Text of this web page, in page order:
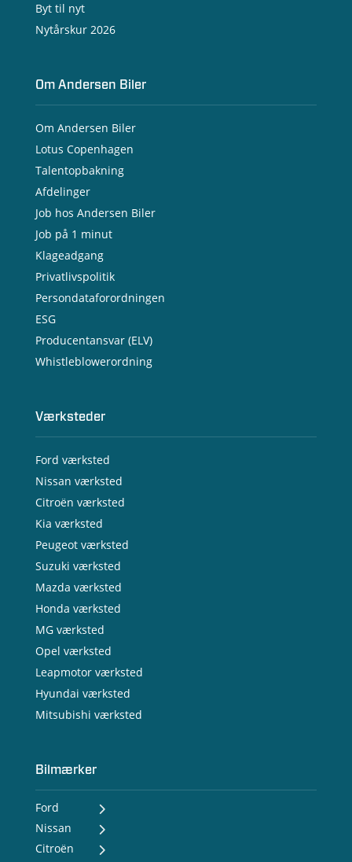
Byt til nyt
Nytårskur 2026
Om Andersen Biler
Om Andersen Biler
Lotus Copenhagen
Talentopbakning
Afdelinger
Job hos Andersen Biler
Job på 1 minut
Klageadgang
Privatlivspolitik
Persondataforordningen
ESG
Producentansvar (ELV)
Whistleblowerordning
Værksteder
Ford værksted
Nissan værksted
Citroën værksted
Kia værksted
Peugeot værksted
Suzuki værksted
Mazda værksted
Honda værksted
MG værksted
Opel værksted
Leapmotor værksted
Hyundai værksted
Mitsubishi værksted
Bilmærker
Ford
- Ford Puma Gen-E
- Ford Capri
Nissan
- Nissan MICRA
Citroën